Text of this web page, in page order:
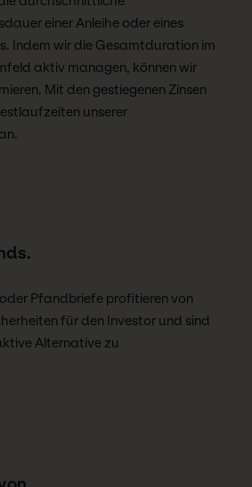
einer Anleihe oder eines
Indem wir die Gesamtduration im
aktiv managen, können wir
Mit den gestiegenen Zinsen
unserer
Pfandbriefe profitieren von
für den Investor und sind
Alternative zu